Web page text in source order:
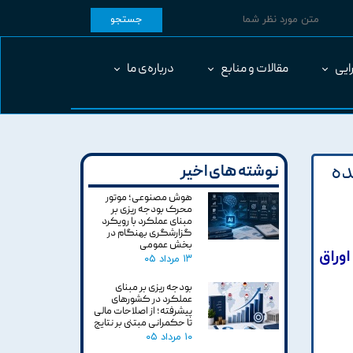
جستجو
مقالات و منابع درباره‌ی ما
نوشته های اخیر
هوش مصنوعی؛ موتور
محرک بودجه ریزی بر
مبنای عملکرد با رویکرد
گزارشگری بهنگام در
بخش عمومی
۱۳ مرداد ۰۵
بودجه ریزی بر مبنای
عملکرد در کشورهای
پیشرفته؛ از اصلاحات مالی
تا حکمرانی مبتنی بر نتایج
۱۰ مرداد ۰۵